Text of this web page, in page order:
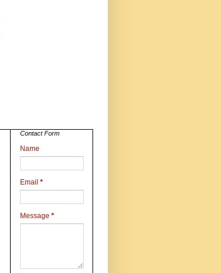
Contact Form
Name
Email *
Message *